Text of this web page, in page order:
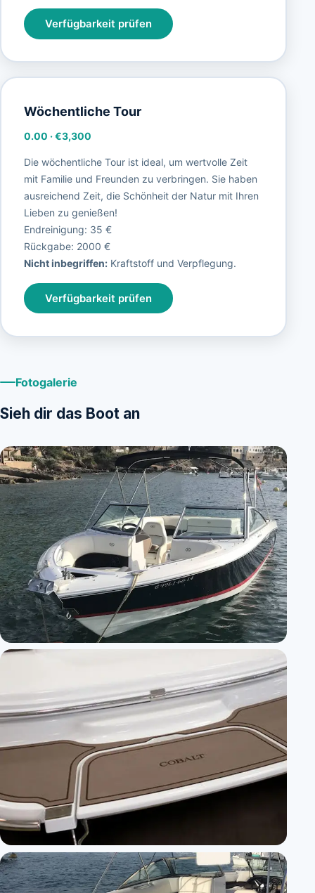
Verfügbarkeit prüfen
Wöchentliche Tour
0.00 ·€3,300
Die wöchentliche Tour ist ideal, um wertvolle Zeit
mit Familie und Freunden zu verbringen. Sie haben
ausreichend Zeit, die Schönheit der Natur mit Ihren
Lieben zu genießen!
Endreinigung: 35 €
Rückgabe: 2000 €
Nicht inbegriffen:Kraftstoff und Verpflegung.
Verfügbarkeit prüfen
Fotogalerie
Sieh dir das Boot an